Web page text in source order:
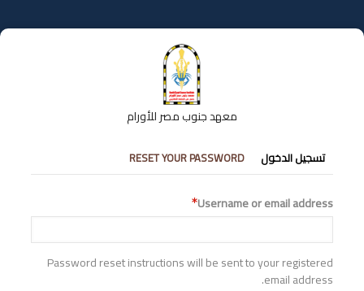
إلى
المحتوى
معهد جنوب مصر للأورام
التبويبات
الأساسية
تسجيل الدخول RESET YOUR PASSWORD
Username or email address
Password reset instructions will be sent to your registered
email address.